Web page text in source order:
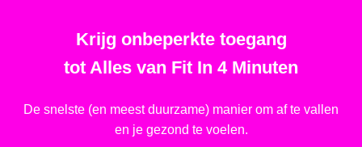
Krijg onbeperkte toegang
tot Alles van Fit In 4 Minuten
De snelste (en meest duurzame) manier om af te vallen
en je gezond te voelen.